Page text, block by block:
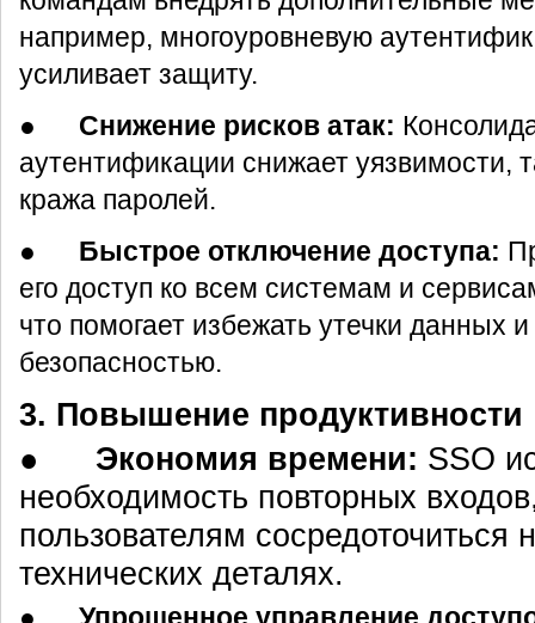
например, многоуровневую
усиливает защиту.
● Снижение рисков атак:
аутентификации снижает уязвимости,
кража паролей.
● Быстрое отключение доступа:
его доступ ко всем системам и
что помогает избежать утечки данных
безопасностью.
3. Повышение продуктивности
● Экономия времени: SSO
необходимость повторных
пользователям сосредоточиться
технических деталях.